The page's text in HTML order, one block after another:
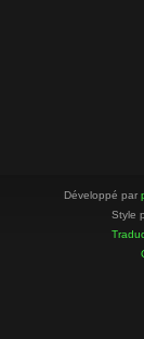
Développé par
Style